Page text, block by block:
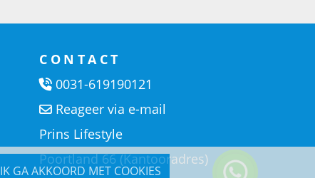
IK GA AKKOORD MET COOKIES
CONTACT
0031-619190121
Reageer via e-mail
Prins Lifestyle
Poortland 66 (Kantooradres)